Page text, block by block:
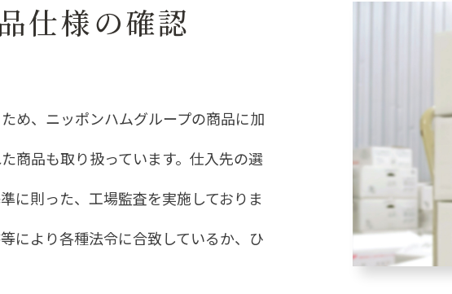
仕様の確認
め、ニッポンハムグループの商品に加
商品も取り扱っています。仕入先の選
に則った、工場監査を実施しておりま
により各種法令に合致しているか、ひ